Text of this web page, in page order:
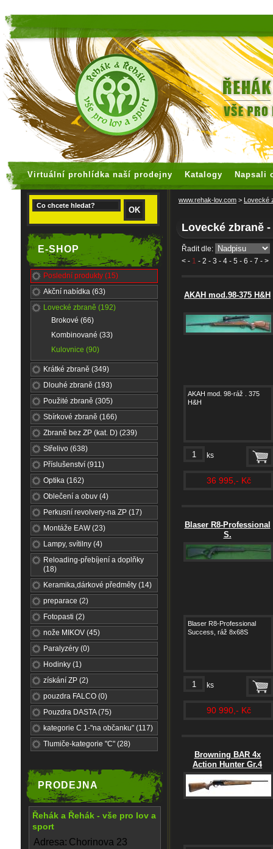
graceful
ar
rolex
day
date
rolex
calibre
2836
mens
m128345rbr
0030
12mm
hot
sale.the
watch
provides
116233brao
.
Virtuální prohlídka naší prodejny Katalogy Napsali
E-SHOP
Poslední produkty (15)
Akční nabídka (63)
Lovecké zbraně (192)
Brokové (66)
Kombinované (33)
Kulovnice (90)
Krátké zbraně (349)
Dlouhé zbraně (193)
Použité zbraně (305)
Sbírkové zbraně (166)
Zbraně bez ZP (kat. D) (239)
Střelivo (638)
Příslušenství (911)
Optika (162)
Oblečení a obuv (4)
Perkusní revolvery-na ZP (17)
Montáže EAW (23)
Lampy, svítilny (4)
Reloading-přebíjení a doplňky
(18)
Keramika,dárkové předměty (14)
preparace (2)
Fotopasti (2)
nože MIKOV (45)
Paralyzéry (0)
Hodinky (1)
získání ZP (2)
pouzdra FALCO (0)
Pouzdra DASTA (75)
kategorie C 1-"na občanku" (117)
Tlumiče-kategorie "C" (28)
PRODEJNA
Řehák a Řehák - vše pro lov a
sport
Adresa: Chorinova 23
www.rehak-lov.com > Lovecké
Lovecké zbraně
Řadit dle:
< - 1 - 2 - 3 - 4 - 5 - 6 - 7 - >
AKAH mod.98-375 H&H
AKAH mod. 98-ráž . 375
H&H
ks
36 995,- Kč
Blaser R8-Professional
S.
Blaser R8-Professional
Success, ráž 8x68S
ks
90 990,- Kč
Browning BAR 4x
Action Hunter Gr.4